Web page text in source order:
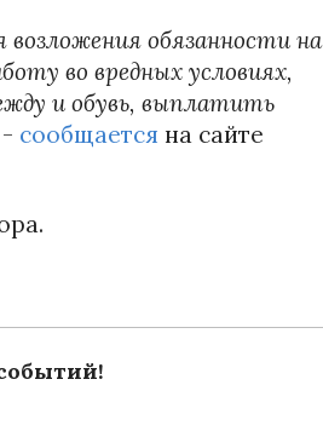
возложения обязанности на
во вредных условиях,
и обувь, выплатить
- сообщается на сайте